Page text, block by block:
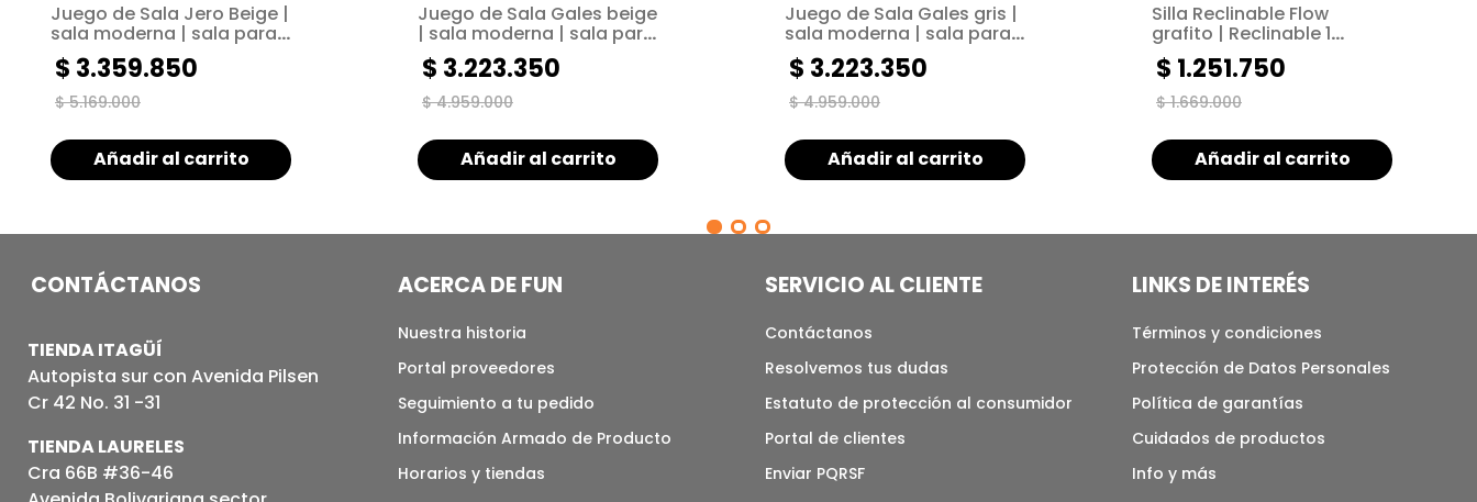
Juego de Sala Jero Beige |
sala moderna | sala para
espacios pequeños
$ 5.169.000
$ 3.359.850
Añadir al carrito
Juego de Sala Gales beige
| sala moderna | sala para
espacios pequeños
$ 4.959.000
$ 3.223.350
Añadir al carrito
Juego de Sala Gales gris |
sala moderna | sala para
espacios pequeños
$ 4.959.000
$ 3.223.350
Añadir al carrito
Silla Reclinable Flow
grafito | Reclinable 1
puesto | Sistema Push arm
$ 1.669.000
$ 1.251.750
Añadir al carrito
CONTÁCTANOS
TIENDA ITAGÜÍ
Autopista sur con Avenida Pilsen
Cr 42 No. 31 -31
TIENDA LAURELES
Cra 66B #36-46
ACERCA DE FUN
Nuestra historia
Portal proveedores
Seguimiento a tu pedido
Información Armado de Producto
Horarios y tiendas
SERVICIO AL CLIENTE
Contáctanos
Resolvemos tus dudas
Estatuto de protección al consumidor
Portal de clientes
Enviar PQRSF
LINKS DE INTERÉS
Términos y condiciones
Protección de Datos Personales
Política de garantías
Cuidados de productos
Info y más